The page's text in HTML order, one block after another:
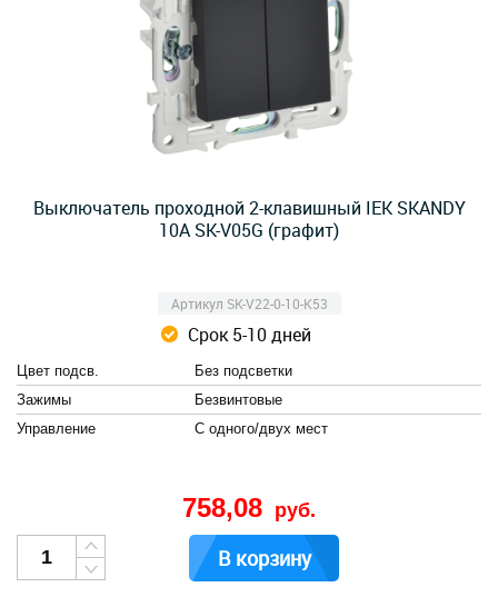
Выключатель проходной 2-клавишный IEK SKANDY
10А SK-V05G (графит)
Артикул SK-V22-0-10-K53
Срок 5-10 дней
Цвет подсв.
Без подсветки
Зажимы
Безвинтовые
Управление
С одного/двух мест
758,08 руб.
В корзину